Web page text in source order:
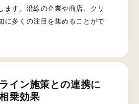
ます。沿線の企業や商店、クリ
に多くの注目を集めることがで
イン施策との連携に
乗効果